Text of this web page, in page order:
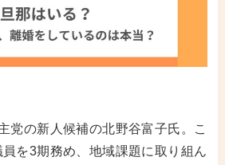
党の新人候補の北野谷富子氏。こ
を3期務め、地域課題に取り組ん